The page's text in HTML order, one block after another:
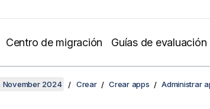
Centro de migración Guías de evaluación
November 2024 Crear Crear apps Administrar